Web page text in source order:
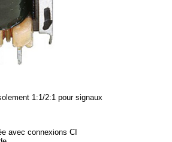
1:1/2:1 pour signaux
avec connexions CI